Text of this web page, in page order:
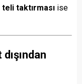
taktırması ise